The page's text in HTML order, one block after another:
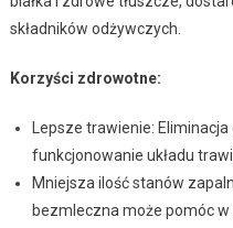
składników odżywczych.
Korzyści zdrowotne:
Lepsze trawienie:
funkcjonowanie układu
Mniejsza ilość stanów
bezmleczna może pomóc